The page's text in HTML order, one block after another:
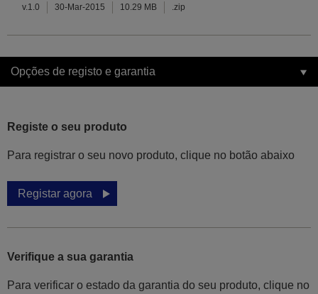
v.1.0 30-Mar-2015 10.29 MB .zip
Opções de registo e garantia
Registe o seu produto
Para registrar o seu novo produto, clique no botão abaixo
Registar agora
Verifique a sua garantia
Para verificar o estado da garantia do seu produto, clique no